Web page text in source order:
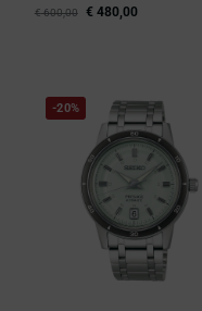
€600,00 € 480,00
-20%